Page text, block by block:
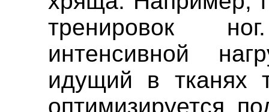
тренировок
интенсивной
идущий в тканях
оптимизируется